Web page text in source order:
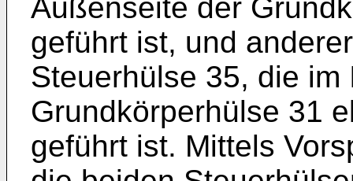
Außenseite der
geführt ist, und
Steuerhülse 35, die im
Grundkörperhülse 31
geführt ist. Mittels